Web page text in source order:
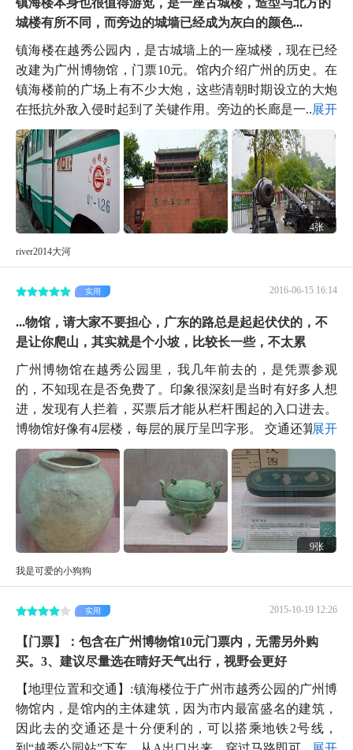
城楼有所不同，而旁边的城墙已经成为灰白的颜色...
镇海楼在越秀公园内，是古城墙上的一座城楼，现在已经
改建为广州博物馆，门票10元。馆内介绍广州的历史。在
镇海楼前的广场上有不少大炮，这些清朝时期设立的大炮
在抵抗外敌入侵时起到了关键作用。旁边的长廊是一...展开
4张
river2014大河
2016-06-15 16:14
实用
...物馆，请大家不要担心，广东的路总是起起伏伏的，不
是让你爬山，其实就是个小坡，比较长一些，不太累
广州博物馆在越秀公园里，我几年前去的，是凭票参观
的，不知现在是否免费了。印象很深刻是当时有好多人想
进，发现有人拦着，买票后才能从栏杆围起的入口进去。
博物馆好像有4层楼，每层的展厅呈凹字形。 交通还算...展开
9张
我是可爱的小狗狗
2015-10-19 12:26
实用
【门票】：包含在广州博物馆10元门票内，无需另外购
买。3、建议尽量选在晴好天气出行，视野会更好
【地理位置和交通】:镇海楼位于广州市越秀公园的广州博
物馆内，是馆内的主体建筑，因为市内最富盛名的建筑，
因此去的交通还是十分便利的，可以搭乘地铁2号线，
到“越秀公园站”下车，从A出口出来，穿过马路即可。...展开